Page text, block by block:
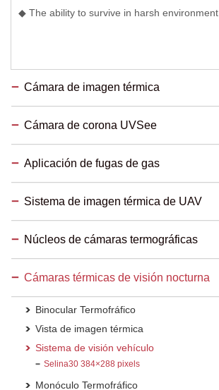
◆ The ability to survive in harsh environment
Cámara de imagen térmica
Cámara de corona UVSee
Aplicación de fugas de gas
Sistema de imagen térmica de UAV
Núcleos de cámaras termográficas
Cámaras térmicas de visión nocturna
Binocular Termofráfico
Vista de imagen térmica
Sistema de visión vehículo
Selina30 384×288 pixels
Monóculo Termofráfico